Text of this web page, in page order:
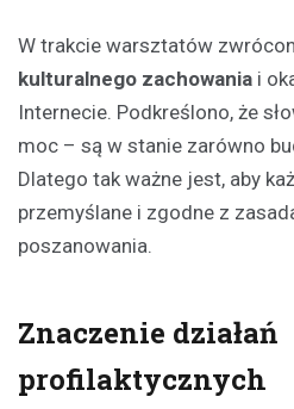
W trakcie warsztatów
kulturalnego zachowania i
Internecie. Podkreślono, że
moc – są w stanie zarówno
Dlatego tak ważne jest, aby
przemyślane i zgodne z
poszanowania.
Znaczenie działań
profilaktycznych